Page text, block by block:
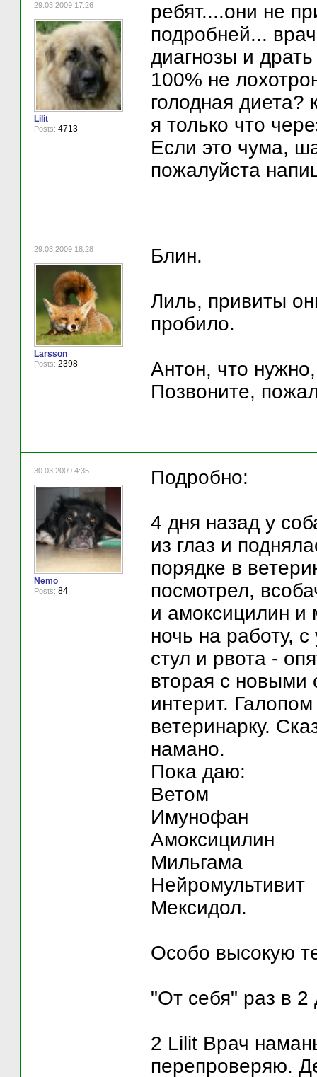
29.03.2009 17:26
Lilit
Posts: 4713
ребят....они не
подробней...
диагнозы и
100% не
голодная диета?
я только что
Если это чума,
пожалуйста
29.03.2009 18:28
Larsson
Posts: 2398
Блин.
Лиль, привиты
пробило.
Антон, что
Позвоните,
30.03.2009 4:35
Nemo
Posts: 84
Подробно:
4 дня назад у
из глаз и
порядке в
посмотрел,
и амоксицилин
ночь на работу,
стул и рвота -
вторая с
интерит.
ветеринарку.
намано.
Пока даю:
Ветом
Имунофан
Амоксицилин
Мильгама
Нейромультивит
Мексидол.
Особо высокую
"От себя" раз в 2
2 Lilit Врач
перепроверяю.